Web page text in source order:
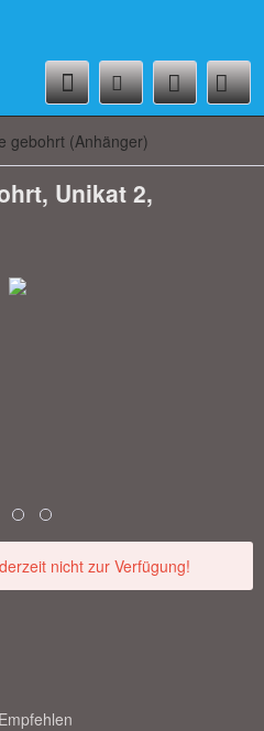
gebohrt (Anhänger)
Unikat 2,
nicht zur Verfügung!
Empfehlen